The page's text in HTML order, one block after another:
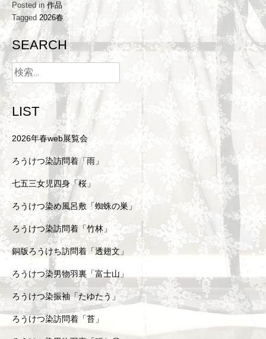
Posted in作品
Tagged 2026春
SEARCH
LIST
2026年春web展覧会
ろうけつ染訪問着「雨」
七五三女児四身「桜」
ろうけつ染め風呂敷「蜘蛛の巣」
ろうけつ染訪問着「竹林」
銅版ろうけち訪問着「透翅文」
ろうけつ染男物羽裏「富士山」
ろうけつ染振袖「たゆたう」
ろうけつ染訪問着「苔」